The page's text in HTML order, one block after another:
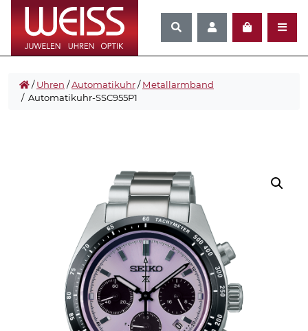
/Uhren /Automatikuhr/Metallarmband
/ Automatikuhr-SSC955P1